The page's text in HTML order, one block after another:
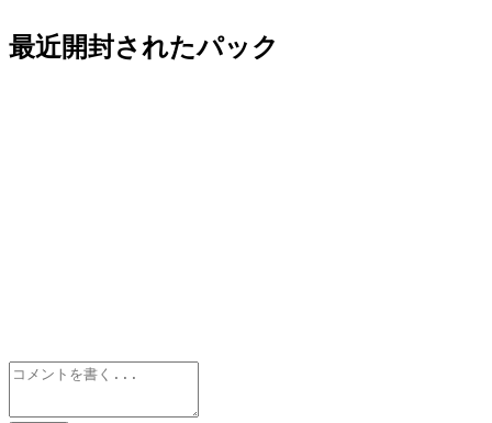
最近開封されたパック